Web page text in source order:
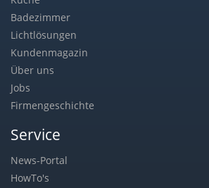
Badezimmer
Lichtlösungen
Kundenmagazin
Über uns
Jobs
Firmengeschichte
Service
News-Portal
HowTo's